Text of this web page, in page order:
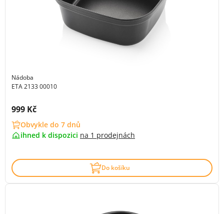
Nádoba
ETA 2133 00010
Cena s DPH:
999 Kč
Obvykle do 7 dnů
ihned k dispozici na 1 prodejnách
Do košíku